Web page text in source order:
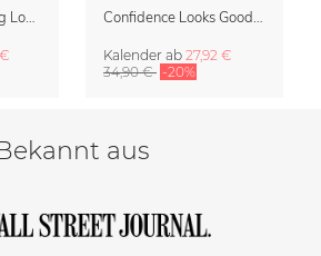
Kalender ab 27,92 €
34,90 € -20%
aus